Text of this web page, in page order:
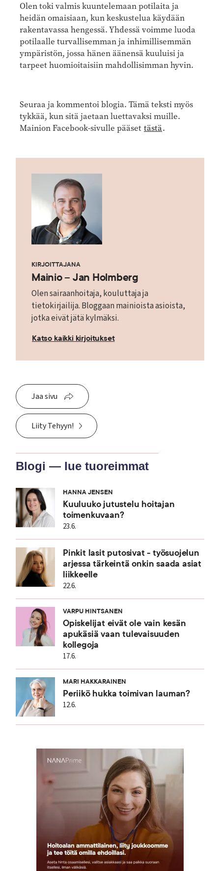
Olen toki valmis kuuntelemaan potilaita ja
heidän omaisiaan, kun keskustelua käydään
rakentavassa hengessä. Yhdessä voimme luoda
potilaalle turvallisemman ja inhimillisemmän
ympäristön, jossa hänen äänensä kuuluisi ja
tarpeet huomioitaisiin mahdollisimman hyvin.
Seuraa ja kommentoi blogia. Tämä teksti myös
tykkää, kun sitä jaetaan luettavaksi muille.
Mainion Facebook-sivulle pääset tästä.
KIRJOITTAJANA
Mainio – Jan Holmberg
Olen sairaanhoitaja, kouluttaja ja
tietokirjailija. Bloggaan mainioista asioista,
jotka eivät jätä kylmäksi.
Katso kaikki kirjoitukset
Jaa sivu
Liity Tehyyn!
Blogi — lue tuoreimmat
HANNA JENSEN
Kuuluuko jutustelu hoitajan
toimenkuvaan?
23.6.
Pinkit lasit putosivat - työsuojelun
arjessa tärkeintä onkin saada asiat
liikkeelle
22.6.
VARPU HINTSANEN
Opiskelijat eivät ole vain kesän
apukäsiä vaan tulevaisuuden
kollegoja
17.6.
MARI HAKKARAINEN
Periikö hukka toimivan lauman?
12.6.